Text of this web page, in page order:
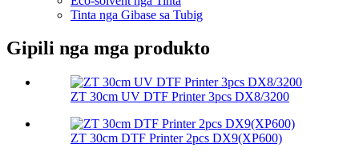
Tinta nga Gibase sa Tubig
Gipili nga mga produkto
ZT 30cm UV DTF Printer 3pcs DX8/3200
ZT 30cm DTF Printer 2pcs DX9(XP600)